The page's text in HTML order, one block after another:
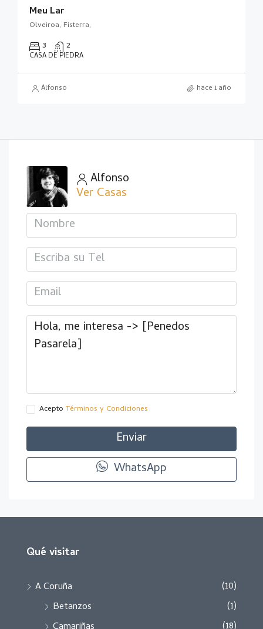
Meu Lar
Olveiroa, Fisterra,
3 2
CASA DE PIEDRA
Alfonso hace 1 año
Alfonso
Ver Casas
Acepto Términos y Condiciones
Enviar
WhatsApp
Qué visitar
A Coruña
(10)
Betanzos
(1)